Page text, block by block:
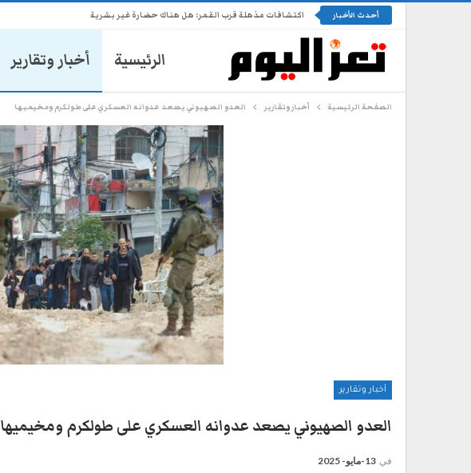
أحدث الأخبار اكتشافات مذهلة قرب القمر: هل هناك حضارة غير بشرية
الرئيسية أخبار وتقارير
الصفحة الرئيسية أخبار وتقارير العدو الصهيوني يصعد عدوانه العسكري على طولكرم ومخيميها
أخبار وتقارير
العدو الصهيوني يصعد عدوانه العسكري على طولكرم ومخيميها
في 13-مايو- 2025